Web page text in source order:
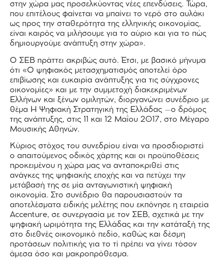
στην χώρα μας προσελκύοντας νέες επενδύσεις. Τώρα,
που επιτέλους φαίνεται να μπαίνει το νερό στο αυλάκι
ως προς την σταθερότητα της ελληνικής οικονομίας,
είναι καιρός να μιλήσουμε για το αύριο και για το πώς
δημιουργούμε ανάπτυξη στην χώρα».
Ο ΣΕΒ πράττει ακριβώς αυτό. Έτσι, με βασικό μήνυμα
ότι «Ο ψηφιακός μετασχηματισμός αποτελεί όρο
επιβίωσης και ευκαιρία ανάπτυξης για τις σύγχρονες
οικονομίες» και με την συμμετοχή διακεκριμένων
Ελλήνων και ξένων ομιλητών, διοργανώνει συνέδριο με
θέμα Η Ψηφιακή Στρατηγική της Ελλάδας –ο δρόμος
της ανάπτυξης, στις 11 και 12 Μαΐου 2017, στο Μέγαρο
Μουσικής Αθηνών.
Κύριος στόχος του συνεδρίου είναι να προσδιοριστεί
ο απαιτούμενος οδικός χάρτης και οι προϋποθέσεις
προκειμένου η χώρα μας να ανταποκριθεί στις
ανάγκες της ψηφιακής εποχής και να πετύχει την
μετάβασή της σε μία ανταγωνιστική ψηφιακή
οικονομία. Στο συνέδριο θα παρουσιαστούν τα
αποτελέσματα ειδικής μελέτης που εκπόνησε η εταιρεία
Accenture, σε συνεργασία με τον ΣΕΒ, σχετικά με την
ψηφιακή ωριμότητα της Ελλάδας και την κατάταξή της
στο διεθνές οικονομικό πεδίο, καθώς και δέσμη
προτάσεων πολιτικής για το τί πρέπει να γίνει τόσον
άμεσα όσο και μακροπρόθεσμα.